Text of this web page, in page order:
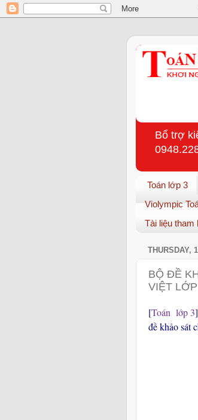
Bổ trợ
Toán lớp 3
Violympic
Tài liệu tham
THURSDAY,
BỘ ĐỀ
VIỆT
[Toán lớp 3
đề khảo sát